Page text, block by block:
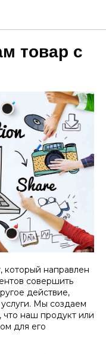
товар с
который направлен
совершить
действие,
Мы создаем
что наш продукт или
для его